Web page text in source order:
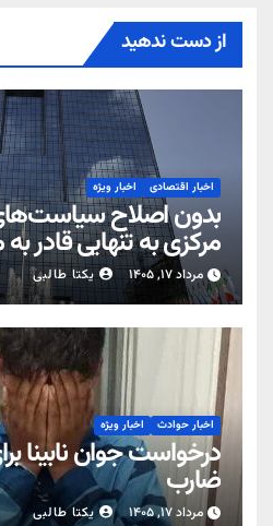
از دست ندهید
اخبار اقتصادی اخبار ویژه
بدون اصلاح
مرکزی به تنهایی قادر
مرداد ۱۷, ۱۴۰۵ یکتا طالبی
اخبار حوادث اخبار ویژه
درخواست جوان
ضارب
مرداد ۱۷, ۱۴۰۵ یکتا طالبی